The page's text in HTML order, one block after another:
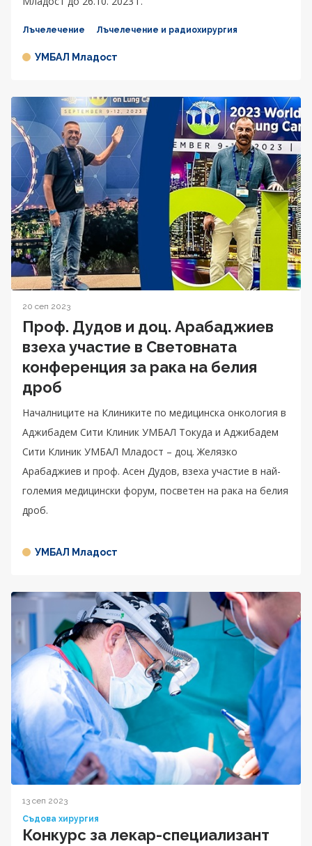
Лъчелечение Лъчелечение и радиохирургия
УМБАЛ Младост
20 сеп 2023
Проф. Дудов и доц. Арабаджиев
взеха участие в Световната
конференция за рака на белия
дроб
Началниците на Клиниките по медицинска онкология в
Аджибадем Сити Клиник УМБАЛ Токуда и Аджибадем
Сити Клиник УМБАЛ Младост – доц. Желязко
Арабаджиев и проф. Асен Дудов, взеха участие в най-
големия медицински форум, посветен на рака на белия
дроб.
УМБАЛ Младост
13 сеп 2023
Съдова хирургия
Конкурс за лекар-специализант